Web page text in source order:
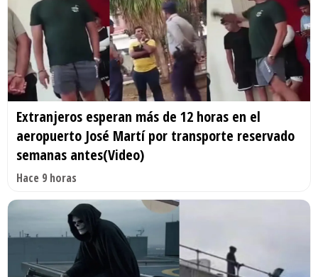
Extranjeros esperan más de 12 horas en el
aeropuerto José Martí por transporte reservado
semanas antes(Video)
Hace 9 horas